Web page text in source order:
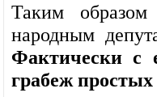
Таким
народным
Фактически с
грабеж